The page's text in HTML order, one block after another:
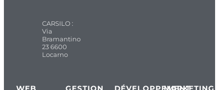
CARSILO :
Via
Bramantino
23 6600
Locarno
WEB GESTION
DÉVELOPPEMENT
MARKETING